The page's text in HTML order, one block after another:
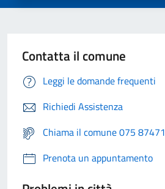
Contatta il comune
Leggi le domande frequenti
Richiedi Assistenza
Chiama il comune 075 87471
Prenota un appuntamento